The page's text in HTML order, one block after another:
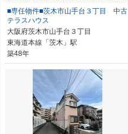
■専任物件■茨木市山手台３丁目 中古
テラスハウス
大阪府茨木市山手台３丁目
東海道本線「茨木」駅
築48年